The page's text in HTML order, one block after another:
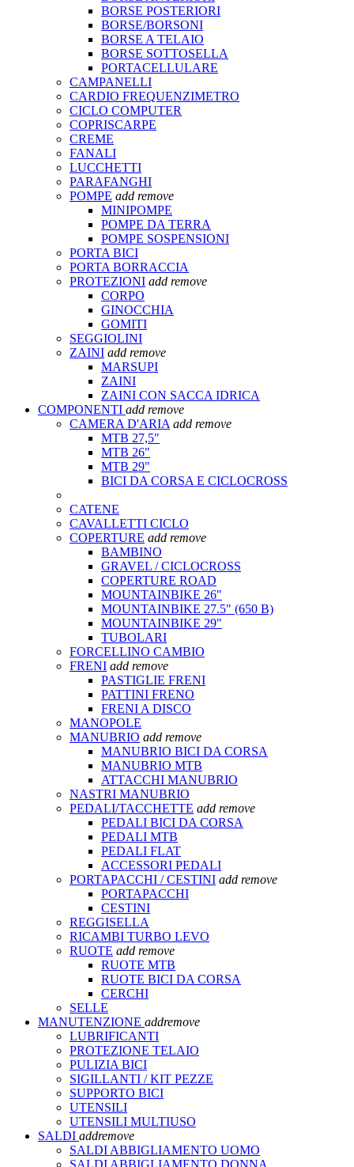
BORSE POSTERIORI
BORSE/BORSONI
BORSE A TELAIO
BORSE SOTTOSELLA
PORTACELLULARE
CAMPANELLI
CARDIO FREQUENZIMETRO
CICLO COMPUTER
COPRISCARPE
CREME
FANALI
LUCCHETTI
PARAFANGHI
POMPE add remove
MINIPOMPE
POMPE DA TERRA
POMPE SOSPENSIONI
PORTA BICI
PORTA BORRACCIA
PROTEZIONI add remove
CORPO
GINOCCHIA
GOMITI
SEGGIOLINI
ZAINI add remove
MARSUPI
ZAINI
ZAINI CON SACCA IDRICA
COMPONENTI add remove
CAMERA D'ARIA add remove
MTB 27,5"
MTB 26"
MTB 29"
BICI DA CORSA E CICLOCROSS
CATENE
CAVALLETTI CICLO
COPERTURE add remove
BAMBINO
GRAVEL / CICLOCROSS
COPERTURE ROAD
MOUNTAINBIKE 26"
MOUNTAINBIKE 27.5" (650 B)
MOUNTAINBIKE 29"
TUBOLARI
FORCELLINO CAMBIO
FRENI add remove
PASTIGLIE FRENI
PATTINI FRENO
FRENI A DISCO
MANOPOLE
MANUBRIO add remove
MANUBRIO BICI DA CORSA
MANUBRIO MTB
ATTACCHI MANUBRIO
NASTRI MANUBRIO
PEDALI/TACCHETTE add remove
PEDALI BICI DA CORSA
PEDALI MTB
PEDALI FLAT
ACCESSORI PEDALI
PORTAPACCHI / CESTINI add remove
PORTAPACCHI
CESTINI
REGGISELLA
RICAMBI TURBO LEVO
RUOTE add remove
RUOTE MTB
RUOTE BICI DA CORSA
CERCHI
SELLE
MANUTENZIONE addremove
LUBRIFICANTI
PROTEZIONE TELAIO
PULIZIA BICI
SIGILLANTI / KIT PEZZE
SUPPORTO BICI
UTENSILI
UTENSILI MULTIUSO
SALDI addremove
SALDI ABBIGLIAMENTO UOMO
SALDI ABBIGLIAMENTO DONNA